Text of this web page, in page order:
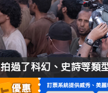
拍過了科幻、史詩等類